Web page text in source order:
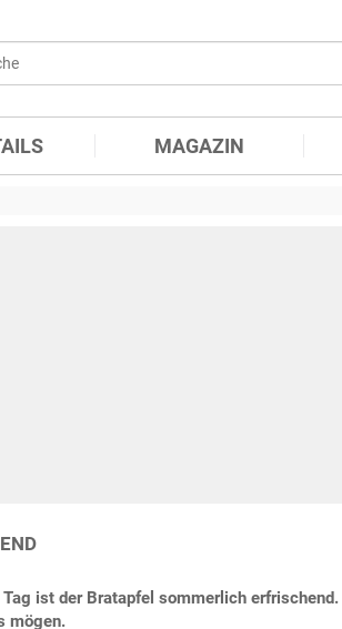
MAGAZIN
ist der Bratapfel sommerlich erfrischend.
mögen.